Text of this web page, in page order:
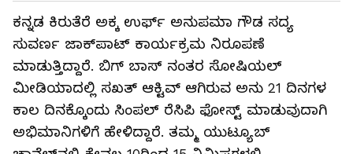
ಕನ್ನಡ ಕಿರುತೆರೆ ಅಕ್ಕ ಉರ್ಫ್‌ ಅನುಪಮಾ ಗೌಡ ಸದ್ಯ
ಸುವರ್ಣ ಜಾಕ್‌ಪಾಟ್‌ ಕಾರ್ಯಕ್ರಮ ನಿರೂಪಣೆ
ಮಾಡುತ್ತಿದ್ದಾರೆ. ಬಿಗ್ ಬಾಸ್ ನಂತರ ಸೋಷಿಯಲ್
ಮೀಡಿಯಾದಲ್ಲಿ ಸಖತ್ ಆಕ್ಟಿವ್ ಆಗಿರುವ ಅನು 21 ದಿನಗಳ
ಕಾಲ ದಿನಕ್ಕೊಂದು ಸಿಂಪಲ್ ರೆಸಿಪಿ ಫೋಸ್ಟ್‌ ಮಾಡುವುದಾಗಿ
ಅಭಿಮಾನಿಗಳಿಗೆ ಹೇಳಿದ್ದಾರೆ. ತಮ್ಮ ಯುಟ್ಯೂಬ್